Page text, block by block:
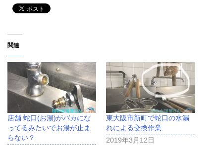
関連
店舗 蛇口(お湯)がバカにな
ってるみたいでお湯が止ま
らない？
東大阪市新町で蛇口の水漏
れによる交換作業
2019年3月12日